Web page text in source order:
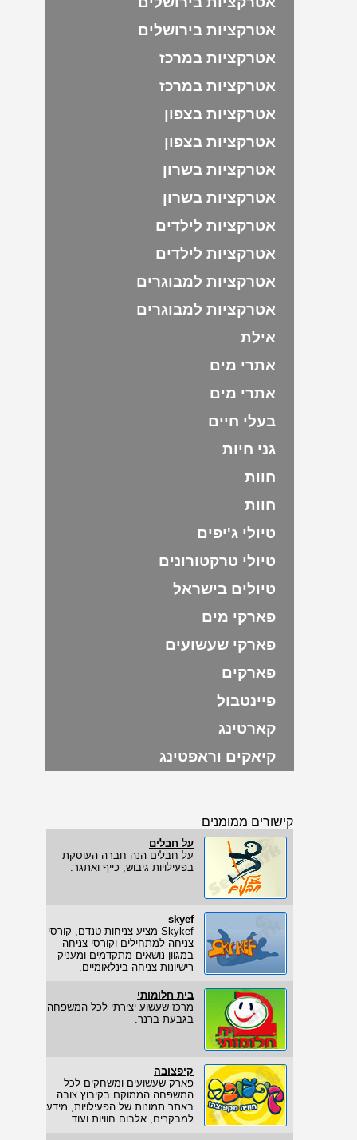
אטרקציות בירושלים
אטרקציות במרכז
אטרקציות במרכז
אטרקציות בצפון
אטרקציות בצפון
אטרקציות בשרון
אטרקציות בשרון
אטרקציות לילדים
אטרקציות לילדים
אטרקציות למבוגרים
אטרקציות למבוגרים
אילת
אתרי מים
אתרי מים
בעלי חיים
גני חיות
חוות
חוות
טיולי ג'יפים
טיולי טרקטורונים
טיולים בישראל
פארקי מים
פארקי שעשועים
פארקים
פיינטבול
קארטינג
קיאקים וראפטינג
קישורים ממומנים
על חבלים
על חבלים הנה חברה העוסקת
בפעילויות גיבוש, כייף ואתגר.
skyef
Skykef מציע צניחות טנדם, קורסי
צניחה למתחילים וקורסי צניחה
במגוון נושאים מתקדמים ומעניק
רישיונות צניחה בינלאומיים.
בית חלומותי
מרכז שעשוע יצירתי לכל המשפחה
בגבעת ברנר.
קיפצובה
פארק שעשועים ומשחקים לכל
המשפחה הממוקם בקיבוץ צובה.
באתר תמונות של הפעילויות, מידע
למבקרים, אלבום חוויות ועוד.